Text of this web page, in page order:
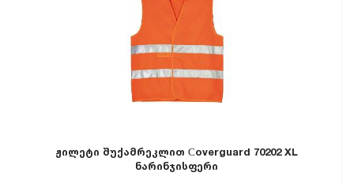
ჟილეტი შუქამრეკლით Сoverguard 70202 XL
ნარინჯისფერი